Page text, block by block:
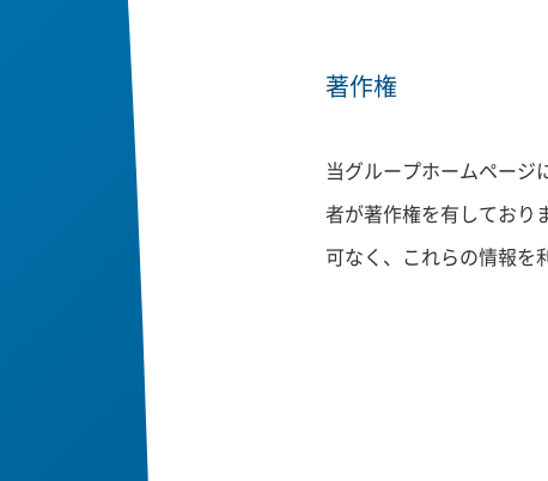
著作権
当グループホームページ
者が著作権を有しており
可なく、これらの情報を